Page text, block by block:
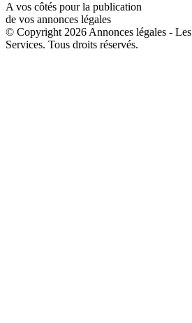
A vos côtés pour la publication
de vos annonces légales
© Copyright 2026 Annonces légales -
Services. Tous droits réservés.